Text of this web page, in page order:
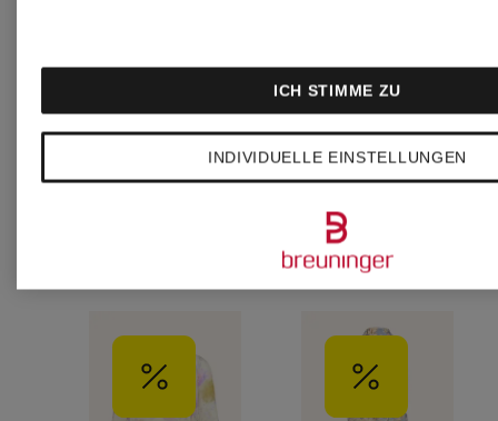
und
Seide
Ursprünglich:
CHF 1'730
CHF 350
INDIVIDUELLE EINSTELLUNGEN
ICH STIMME ZU